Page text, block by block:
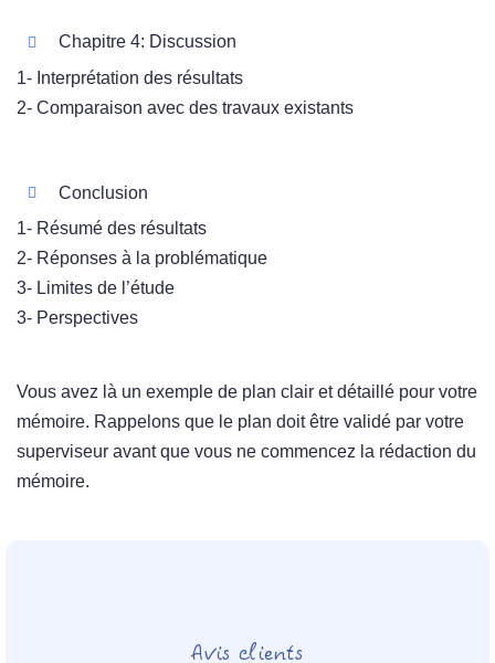
Chapitre 4: Discussion
1- Interprétation des résultats
2- Comparaison avec des travaux existants
Conclusion
1- Résumé des résultats
2- Réponses à la problématique
3- Limites de l’étude
3- Perspectives
Vous avez là un exemple de plan clair et détaillé pour votre
mémoire. Rappelons que le plan doit être validé par votre
superviseur avant que vous ne commencez la rédaction du
mémoire.
Avis clients